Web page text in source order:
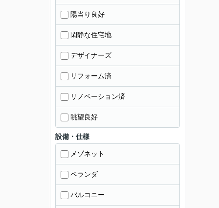
陽当り良好
閑静な住宅地
デザイナーズ
リフォーム済
リノベーション済
眺望良好
設備・仕様
メゾネット
ベランダ
バルコニー